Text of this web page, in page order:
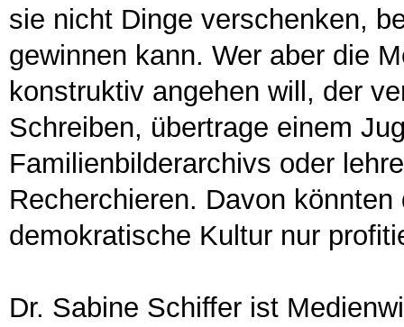
sie nicht Dinge verschenken,
gewinnen kann. Wer aber die
konstruktiv angehen will, der
Schreiben, übertrage einem
Familienbilderarchivs oder
Recherchieren. Davon
demokratische Kultur nur
Dr. Sabine Schiffer ist